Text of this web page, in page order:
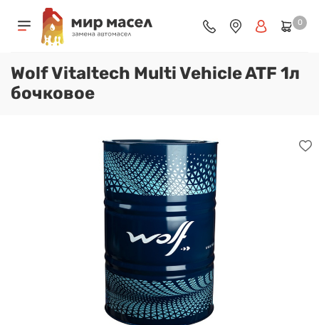
0
Wolf Vitaltech Multi Vehicle ATF 1л
бочковое